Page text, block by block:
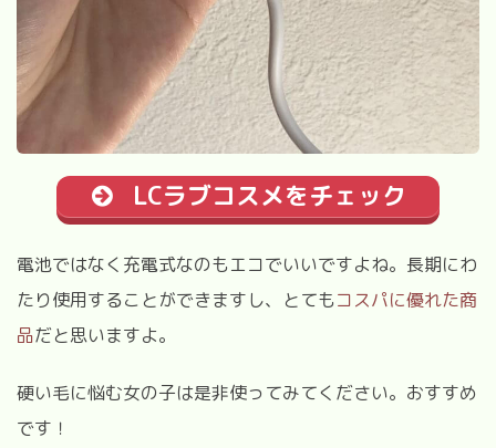
LCラブコスメをチェック
電池ではなく充電式なのもエコでいいですよね。長期にわ
たり使用することができますし、とてもコスパに優れた商
品だと思いますよ。
硬い毛に悩む女の子は是非使ってみてください。おすすめ
です！